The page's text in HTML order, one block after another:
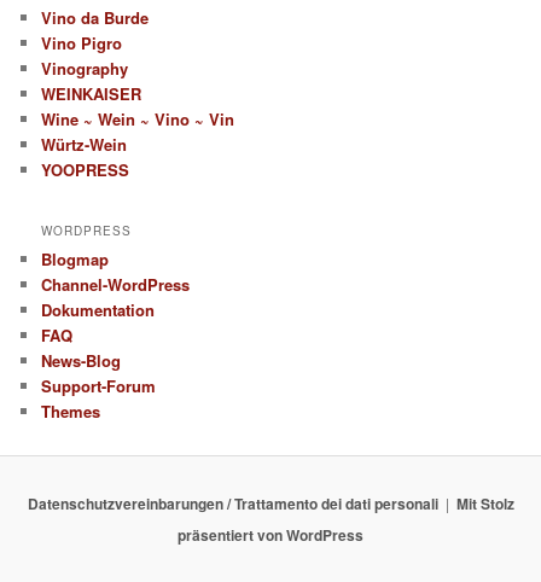
Vino da Burde
Vino Pigro
Vinography
WEINKAISER
Wine ~ Wein ~ Vino ~ Vin
Würtz-Wein
YOOPRESS
WORDPRESS
Blogmap
Channel-WordPress
Dokumentation
FAQ
News-Blog
Support-Forum
Themes
Datenschutzvereinbarungen / Trattamento dei dati personali
Mit Stolz
präsentiert von WordPress